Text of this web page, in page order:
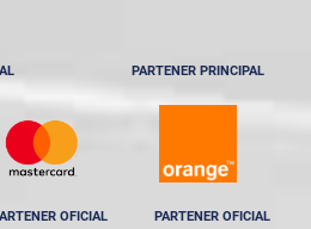
PARTENER PRINCIPAL
OFICIAL PARTENER OFICIAL